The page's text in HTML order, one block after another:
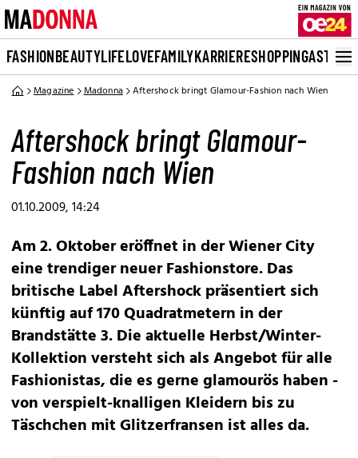
FASHIONBEAUTYLIFELOVEFAMILYKARRIERESHOPPINGASTRO
Magazine Madonna Aftershock bringt Glamour-Fashion nach Wien
Aftershock bringt Glamour-
Fashion nach Wien
01.10.2009, 14:24
Am 2. Oktober eröffnet in der Wiener City
eine trendiger neuer Fashionstore. Das
britische Label Aftershock präsentiert sich
künftig auf 170 Quadratmetern in der
Brandstätte 3. Die aktuelle Herbst/Winter-
Kollektion versteht sich als Angebot für alle
Fashionistas, die es gerne glamourös haben -
von verspielt-knalligen Kleidern bis zu
Täschchen mit Glitzerfransen ist alles da.